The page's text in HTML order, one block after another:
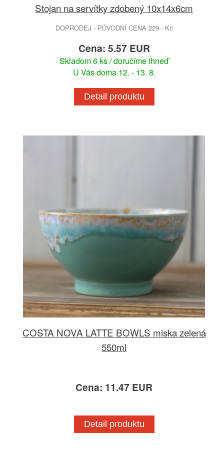
Stojan na servítky zdobený 10x14x6cm
DOPRODEJ - PŮVODNÍ CENA 229.- Kč
Cena: 5.57 EUR
Skladom 6 ks / doručíme ihneď
U Vás doma 12. - 13. 8.
Detail produktu
COSTA NOVA LATTE BOWLS miska zelená
550ml
Cena: 11.47 EUR
Detail produktu